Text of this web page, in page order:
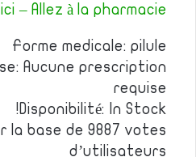
– Allez à la pharmacie
Forme medicale: pilule
Aucune prescription
requise
Disponibilité: In Stock!
la base de 9887 votes
d’utilisateurs